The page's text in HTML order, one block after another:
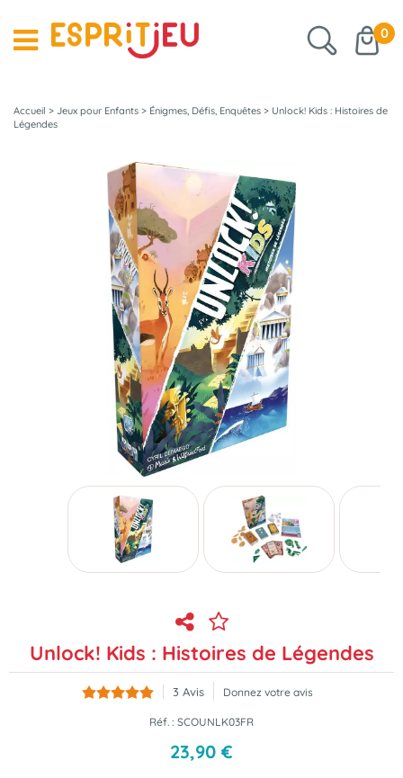
0
Accueil > Jeux pour Enfants > Énigmes, Défis, Enquêtes > Unlock! Kids : Histoires de
Légendes
Unlock! Kids : Histoires de Légendes
3 Avis Donnez votre avis
Réf. : SCOUNLK03FR
23,90 €